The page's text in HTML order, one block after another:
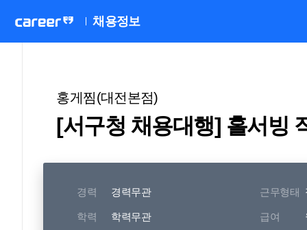
채용정보
홍게찜(대전본점)
[서구청 채용대행] 홀서빙
경력 경력무관 근무형태
학력 학력무관 급여